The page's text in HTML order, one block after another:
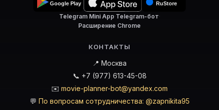
Telegram Mini App·Telegram-бот·
Расширение Chrome
КОНТАКТЫ
📍 Москва
📞 +7 (977) 613-45-08
✉️ movie-planner-bot@yandex.com
💬 По вопросам сотрудничества: @zapnikita95